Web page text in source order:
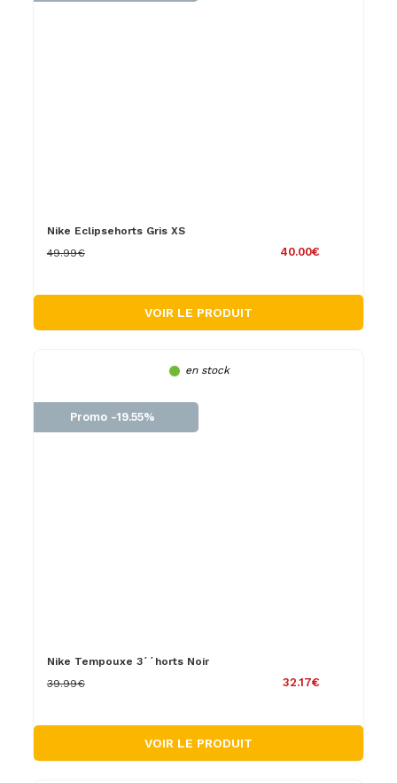
Nike Eclipsehorts Gris XS
40.00€
49.99€
VOIR LE PRODUIT
en stock
Promo -19.55%
Nike Tempouxe 3´´horts Noir
32.17€
39.99€
VOIR LE PRODUIT